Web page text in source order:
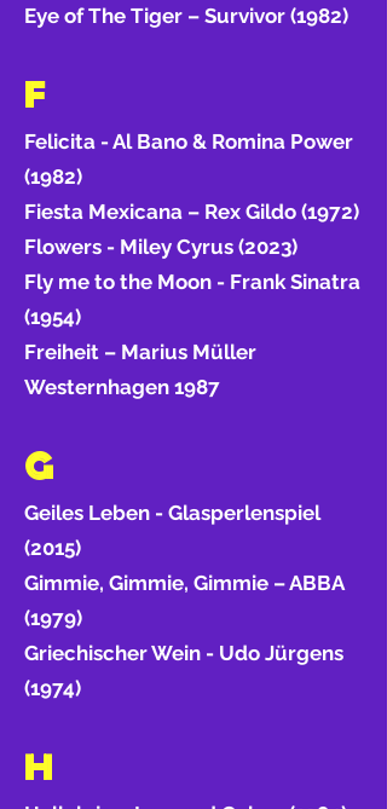
Eye of The Tiger – Survivor (1982)
F
Felicita - Al Bano & Romina Power
(1982)
Fiesta Mexicana – Rex Gildo (1972)
Flowers - Miley Cyrus (2023)
Fly me to the Moon - Frank Sinatra
(1954)
Freiheit – Marius Müller
Westernhagen 1987
G
Geiles Leben - Glasperlenspiel
(2015)
Gimmie, Gimmie, Gimmie – ABBA
(1979)
Griechischer Wein - Udo Jürgens
(1974)
H